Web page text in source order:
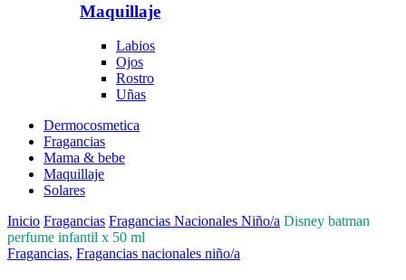
Maquillaje
Labios
Ojos
Rostro
Uñas
Dermocosmetica
Fragancias
Mama & bebe
Maquillaje
Solares
Inicio Fragancias Fragancias Nacionales Niño/a Disney batman
perfume infantil x 50 ml
Fragancias, Fragancias nacionales niño/a